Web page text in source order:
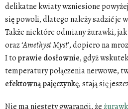
delikatne kwiaty wzniesione
się powoli, dlatego należy sadzić je
Także niektóre odmiany żurawki, jak
oraz ‘AmethystMyst’, dopiero na
I toprawie dosłownie, gdyż
temperatury połączenia nerwowe,
efektownąpajęczynkę, stają się
Nie ma niestety gwarancji, że